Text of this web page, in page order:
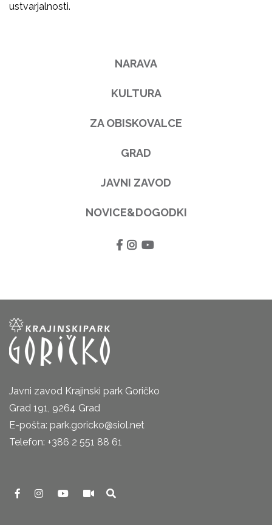
ustvarjalnosti.
NARAVA
KULTURA
ZA OBISKOVALCE
GRAD
JAVNI ZAVOD
NOVICE&DOGODKI
Javni zavod Krajinski park Goričko
Grad 191, 9264 Grad
E-pošta: park.goricko@siol.net
Telefon: +386 2 551 88 61